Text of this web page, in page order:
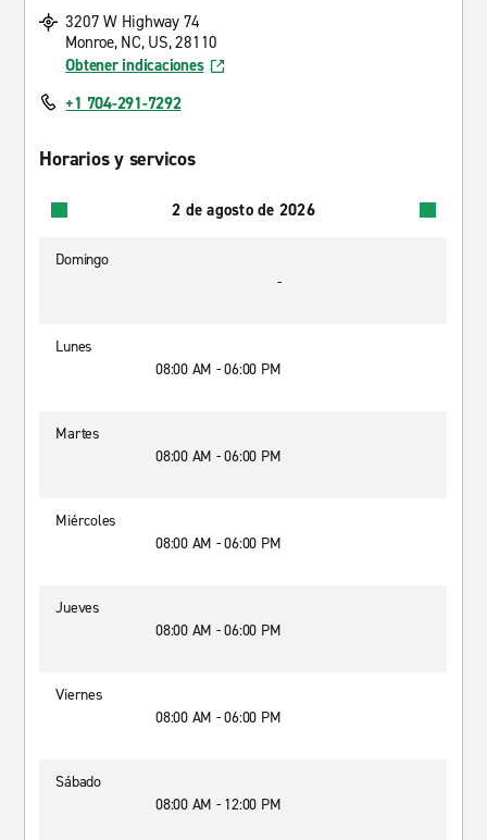
3207 W Highway 74
Monroe, NC, US, 28110
Obtener indicaciones
+1 704-291-7292
Horarios y servicos
2 de agosto de 2026
Domingo
-
Lunes
08:00 AM - 06:00 PM
Martes
08:00 AM - 06:00 PM
Miércoles
08:00 AM - 06:00 PM
Jueves
08:00 AM - 06:00 PM
Viernes
08:00 AM - 06:00 PM
Sábado
08:00 AM - 12:00 PM